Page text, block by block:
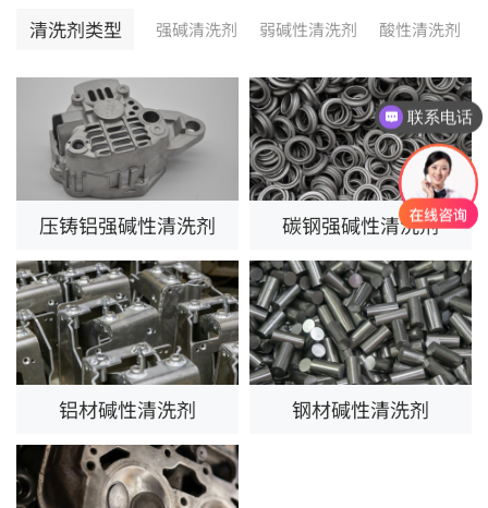
清洗剂类型 强碱清洗剂 弱碱性清洗剂 酸性清洗剂
压铸铝强碱性清洗剂 碳钢强碱性清洗剂
铝材碱性清洗剂 钢材碱性清洗剂
联系电话